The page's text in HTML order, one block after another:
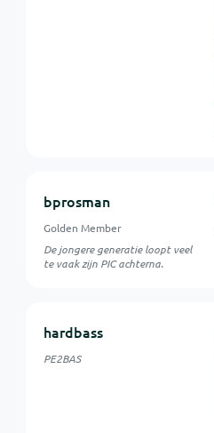
bprosman
Golden Member
De jongere generatie loopt veel
te vaak zijn PIC achterna.
hardbass
PE2BAS